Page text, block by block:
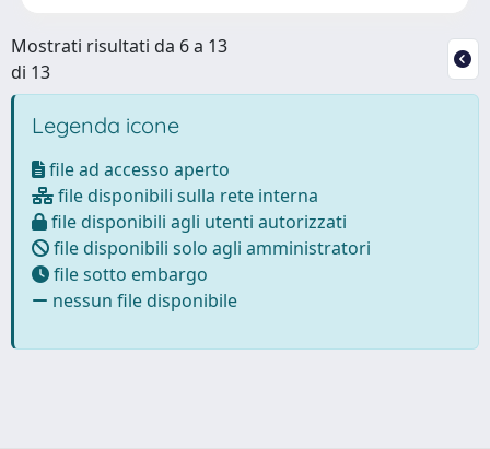
Mostrati risultati da 6 a 13
di 13
Legenda icone
file ad accesso aperto
file disponibili sulla rete interna
file disponibili agli utenti autorizzati
file disponibili solo agli amministratori
file sotto embargo
nessun file disponibile